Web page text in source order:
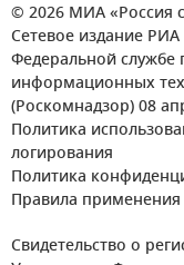
© 2026 МИА «Россия
Сетевое издание
Федеральной службе
информационных
(Роскомнадзор) 08
Политика
логирования
Политика
Правила
Свидетельство о